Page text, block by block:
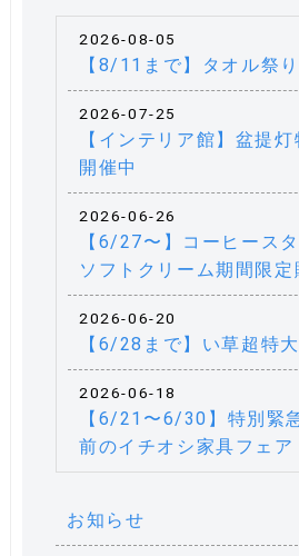
2026-08-05
【8/11まで】タオル祭
2026-07-25
【インテリア館】盆提
開催中
2026-06-26
【6/27〜】コーヒース
ソフトクリーム期間限定
2026-06-20
【6/28まで】い草超特
2026-06-18
【6/21〜6/30】特別緊
前のイチオシ家具フェア
お知らせ